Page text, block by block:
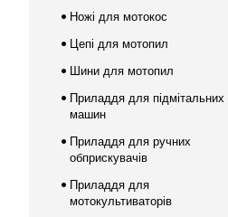
Ножі для мотокос
Цепі для мотопил
Шини для мотопил
Приладдя для підмітальних
машин
Приладдя для ручних
обприскувачів
Приладдя для
мотокультиваторів